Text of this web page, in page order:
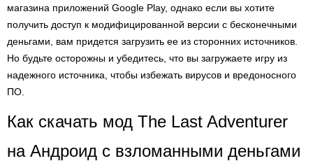
магазина приложений Google Play, однако если вы хотите
получить доступ к модифицированной версии с бесконечными
деньгами, вам придется загрузить ее из сторонних источников.
Но будьте осторожны и убедитесь, что вы загружаете игру из
надежного источника, чтобы избежать вирусов и вредоносного
ПО.
Как скачать мод The Last Adventurer
на Андроид с взломанными деньгами